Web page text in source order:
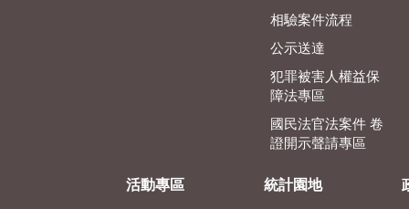
相驗案件流程
公示送達
犯罪被害人權益保
障法專區
國民法官法案件 卷
證開示聲請專區
活動專區 統計園地